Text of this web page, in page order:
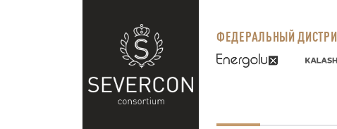
ФЕДЕРАЛЬНЫЙ